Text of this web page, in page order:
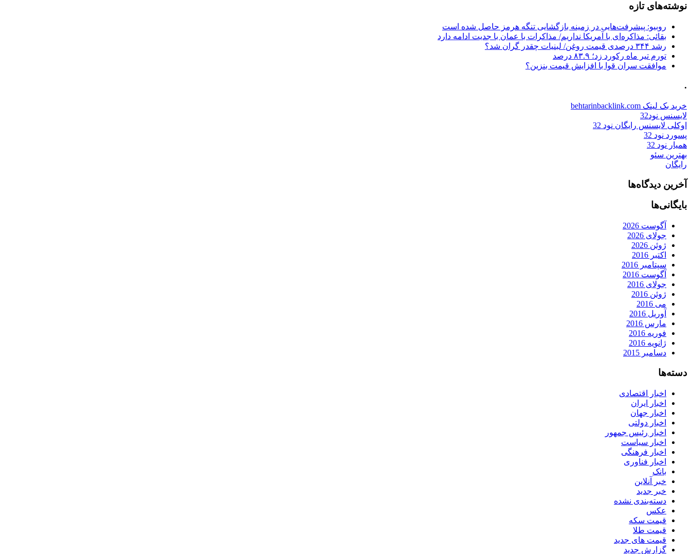
نوشته‌های تازه
روبیو: پیشرفت‌هایی در زمینه بازگشایی تنگه هرمز حاصل شده است
بقائی: مذاکره‌ای با آمریکا نداریم/ مذاکرات با عمان با جدیت ادامه دارد
رشد ۳۴۴ درصدی قیمت روغن/ لبنیات چقدر گران شد؟
تورم تیر ماه رکورد زد؛ ۸۳.۹ درصد
موافقت سران قوا با افزایش قیمت بنزین؟
.
خرید بک لینک behtarinbacklink.com
لایسنس نود32
اوکلی لایسنس رایگان نود 32
پسورد نود 32
همیار نود 32
بهترین سئو
رایگان
آخرین دیدگاه‌ها
بایگانی‌ها
آگوست 2026
جولای 2026
ژوئن 2026
اکتبر 2016
سپتامبر 2016
آگوست 2016
جولای 2016
ژوئن 2016
می 2016
آوریل 2016
مارس 2016
فوریه 2016
ژانویه 2016
دسامبر 2015
دسته‌ها
اخبار اقتصادی
اخبار ایران
اخبار جهان
اخبار دولتی
اخبار رئیس جمهور
اخبار سیاست
اخبار فرهنگی
اخبار فناوری
بانک
خبر آنلاین
خبر جدید
دسته‌بندی نشده
عکس
قیمت سکه
قیمت طلا
قیمت های جدید
گزارش جدید